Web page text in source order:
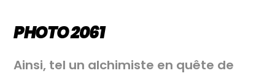
PHOTO 2061
Ainsi, tel un alchimiste en quête de